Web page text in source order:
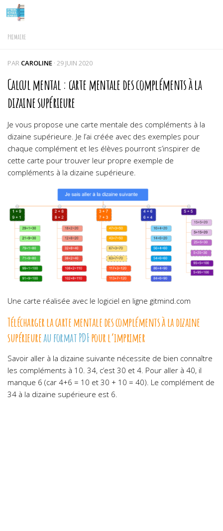
Skip to content
PRIMAIRE
PAR CAROLINE · 29 JUIN 2020
Calcul mental : carte mentale des compléments à la
dizaine supérieure
Je vous propose une carte mentale des compléments à la
dizaine supérieure. Je l’ai créée avec des exemples pour
chaque complément et les élèves pourront s’inspirer de
cette carte pour trouver leur propre exemple de
compléments à la dizaine supérieure.
Une carte réalisée avec le logiciel en ligne gitmind.com
Télécharger la carte mentale des compléments à la dizaine
supérieureau format PDFpour l’imprimer
Savoir aller à la dizaine suivante nécessite de bien connaître
les compléments à 10. 34, c’est 30 et 4. Pour aller à 40, il
manque 6 (car 4+6 = 10 et 30 + 10 = 40). Le complément de
34 à la dizaine supérieure est 6.